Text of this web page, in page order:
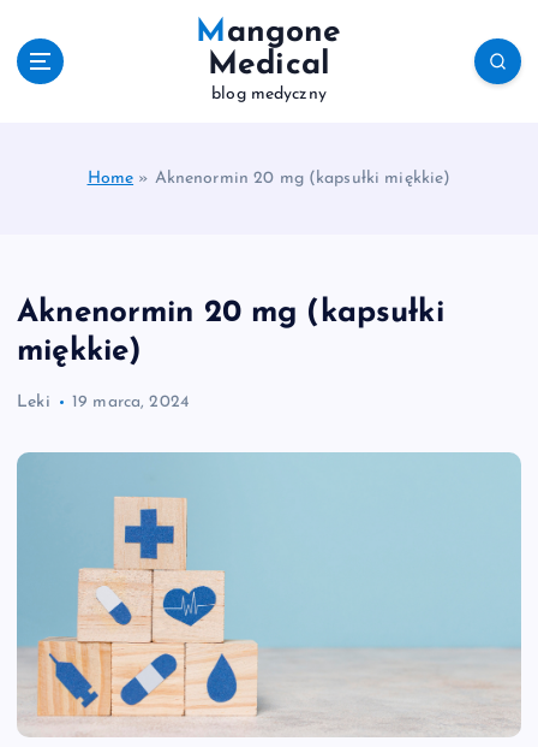
Mangone
Medical
blog medyczny
Home » Aknenormin 20 mg (kapsułki miękkie)
Aknenormin 20 mg (kapsułki
miękkie)
Leki 19 marca, 2024